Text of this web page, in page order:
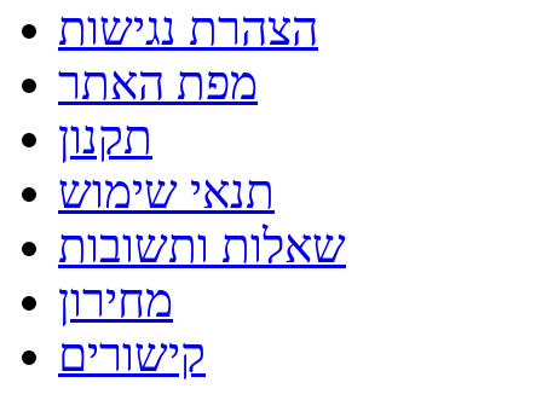
הצהרת נגישות
מפת האתר
תקנון
תנאי שימוש
שאלות ותשובות
מחירון
קישורים